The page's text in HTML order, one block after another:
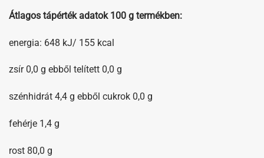
Átlagos tápérték adatok 100 g termékben:
energia: 648 kJ/ 155 kcal
zsír 0,0 g ebből telített 0,0 g
szénhidrát 4,4 g ebből cukrok 0,0 g
fehérje 1,4 g
rost 80,0 g